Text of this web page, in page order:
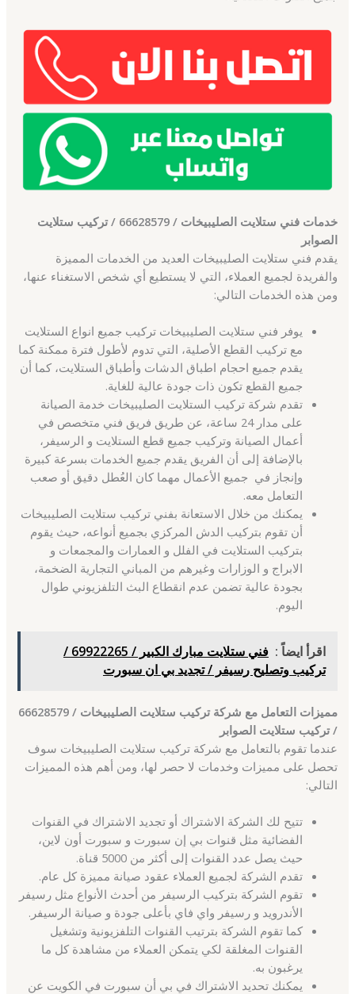
خدمات فني ستلايت الصليبيخات / 66628579 / تركيب ستلايت
الصوابر
يقدم فني ستلايت الصليبيخات العديد من الخدمات المميزة
والفريدة لجميع العملاء، التي لا يستطيع أي شخص الاستغناء عنها،
ومن هذه الخدمات التالي:
يوفر فني ستلايت الصليبيخات تركيب جميع انواع الستلايت
مع تركيب القطع الأصلية، التي تدوم لأطول فترة ممكنة كما
يقدم جميع احجام اطباق الدشات وأطباق الستلايت، كما أن
جميع القطع تكون ذات جودة عالية للغاية.
تقدم شركة تركيب الستلايت الصليبيخات خدمة الصيانة
على مدار 24 ساعة، عن طريق فريق فني متخصص في
أعمال الصيانة وتركيب جميع قطع الستلايت و الرسيفر،
بالإضافة إلى أن الفريق يقدم جميع الخدمات بسرعة كبيرة
وإنجاز في جميع الأعمال مهما كان العُطل دقيق أو صعب
التعامل معه.
يمكنك من خلال الاستعانة بفني تركيب ستلايت الصليبيخات
أن تقوم بتركيب الدش المركزي بجميع أنواعه، حيث يقوم
بتركيب الستلايت في الفلل و العمارات والمجمعات و
الابراج و الوزارات وغيرهم من المباني التجارية الضخمة،
بجودة عالية تضمن عدم انقطاع البث التلفزيوني طوال
اليوم.
اقرأ ايضاً :
فني ستلايت مبارك الكبير / 69922265 /
تركيب وتصليح رسيفر / تجديد بي ان سبورت
مميزات التعامل مع شركة تركيب ستلايت الصليبيخات / 66628579
/ تركيب ستلايت الصوابر
عندما تقوم بالتعامل مع شركة تركيب ستلايت الصليبيخات سوف
تحصل على مميزات وخدمات لا حصر لها، ومن أهم هذه المميزات
التالي:
تتيح لك الشركة الاشتراك أو تجديد الاشتراك في القنوات
الفضائية مثل قنوات بي إن سبورت و سبورت أون لاين،
حيث يصل عدد القنوات إلى أكثر من 5000 قناة.
تقدم الشركة لجميع العملاء عقود صيانة مميزة كل عام.
تقوم الشركة بتركيب الرسيفر من أحدث الأنواع مثل رسيفر
الأندرويد و رسيفر واي فاي بأعلى جودة و صيانة الرسيفر.
كما تقوم الشركة بترتيب القنوات التلفزيونية وتشغيل
القنوات المغلقة لكي يتمكن العملاء من مشاهدة كل ما
يرغبون به.
يمكنك تحديد الاشتراك في بي أن سبورت في الكويت عن